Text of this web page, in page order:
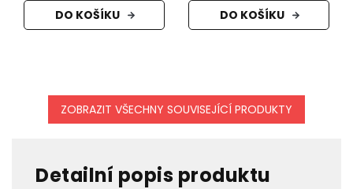
DO KOŠÍKU DO KOŠÍKU
ZOBRAZIT VŠECHNY SOUVISEJÍCÍ PRODUKTY
Detailní popis produktu